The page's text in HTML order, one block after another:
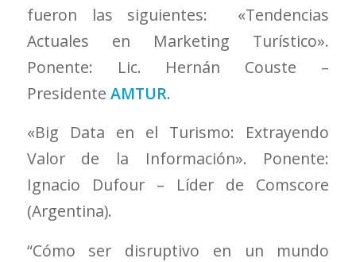
fueron las siguientes: «Tendencias
Actuales en Marketing Turístico».
Ponente: Lic. Hernán Couste –
Presidente AMTUR.
«Big Data en el Turismo: Extrayendo
Valor de la Información». Ponente:
Ignacio Dufour – Líder de Comscore
(Argentina).
“Cómo ser disruptivo en un mundo